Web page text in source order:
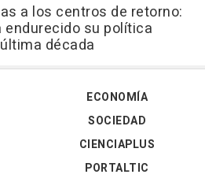
a los centros de retorno:
endurecido su política
década
ECONOMÍA
SOCIEDAD
CIENCIAPLUS
PORTALTIC